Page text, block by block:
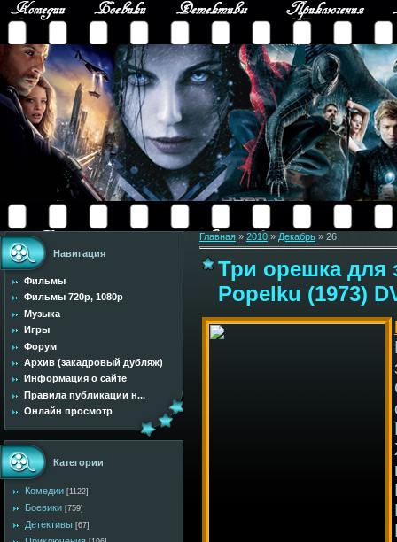
Навигация
Фильмы
Фильмы 720p, 1080p
Музыка
Игры
Форум
Архив (закадровый дубляж)
Информация о сайте
Правила публикации н...
Онлайн просмотр
Категории
Комедии [1122]
Боевики [759]
Детективы [67]
Главная » 2010 » Декабрь » 26
Три орешка для
Popelku (1973)